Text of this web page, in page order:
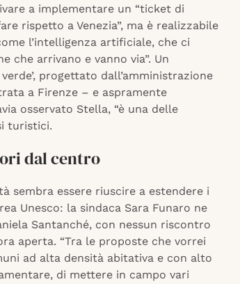
a implementare un “ticket di
rispetto a Venezia”, ma è realizzabile
l’intelligenza artificiale, che ci
che arrivano e vanno via”. Un
progettato dall’amministrazione
a Firenze – e aspramente
osservato Stella, “è una delle
turistici.
dal centro
sembra essere riuscire a estendere i
Unesco: la sindaca Sara Funaro ne
Santanché, con nessun riscontro
aperta. “Tra le proposte che vorrei
ad alta densità abitativa e con alto
di mettere in campo vari